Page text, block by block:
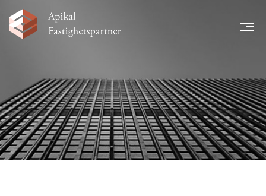
NYHETER
LÅNTAGARE
TEAM
LEGAL INFORMATION
FINANSIELL INFORMATION